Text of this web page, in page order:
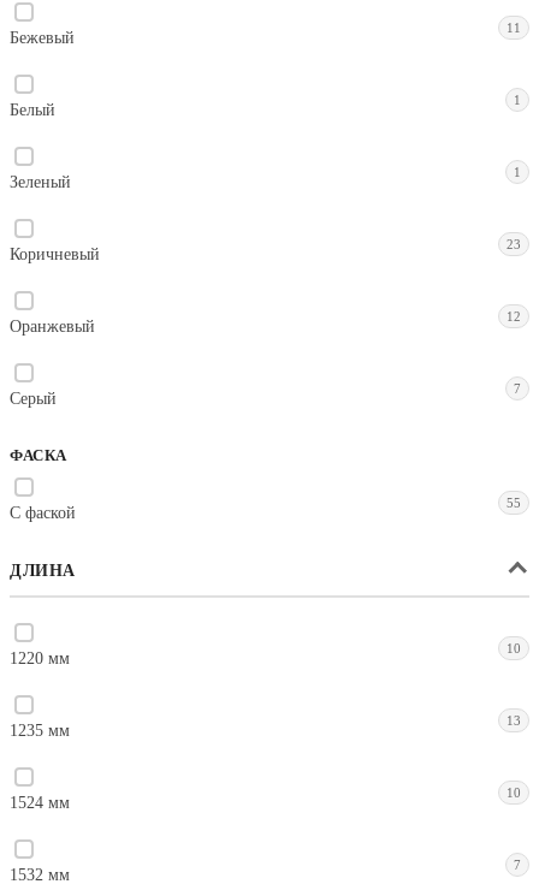
Бежевый
11
Белый
1
Зеленый
1
Коричневый
23
Оранжевый
12
Серый
7
ФАСКА
С фаской
55
ДЛИНА
1220 мм
10
1235 мм
13
1524 мм
10
1532 мм
7